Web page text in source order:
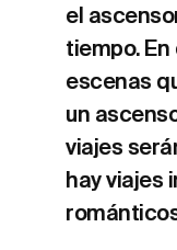
el
tiempo.
escenas
un
viajes
hay viajes